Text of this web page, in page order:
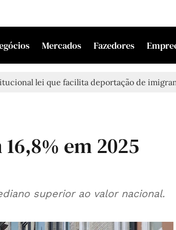
Mercados Fazedores
lei que facilita deportação de
em 2025
superior ao valor nacional.